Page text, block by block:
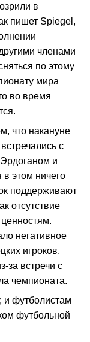
в
пишет Spiegel,
членами
по этому
мира
во время
что накануне
с
и
этом ничего
поддерживают
отсутствие
негативное
игроков,
за встречи с
чемпионата.
и футболистам
футбольной